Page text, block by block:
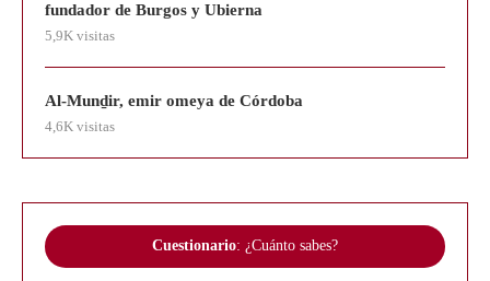
fundador de Burgos y Ubierna
5,9K visitas
Al-Munḏir, emir omeya de Córdoba
4,6K visitas
Cuestionario: ¿Cuánto sabes?